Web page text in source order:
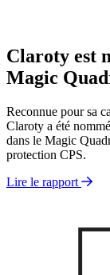
Claroty est
Magic
Reconnue pour sa
Claroty a été
dans le Magic
protection CPS.
Lire le rapport